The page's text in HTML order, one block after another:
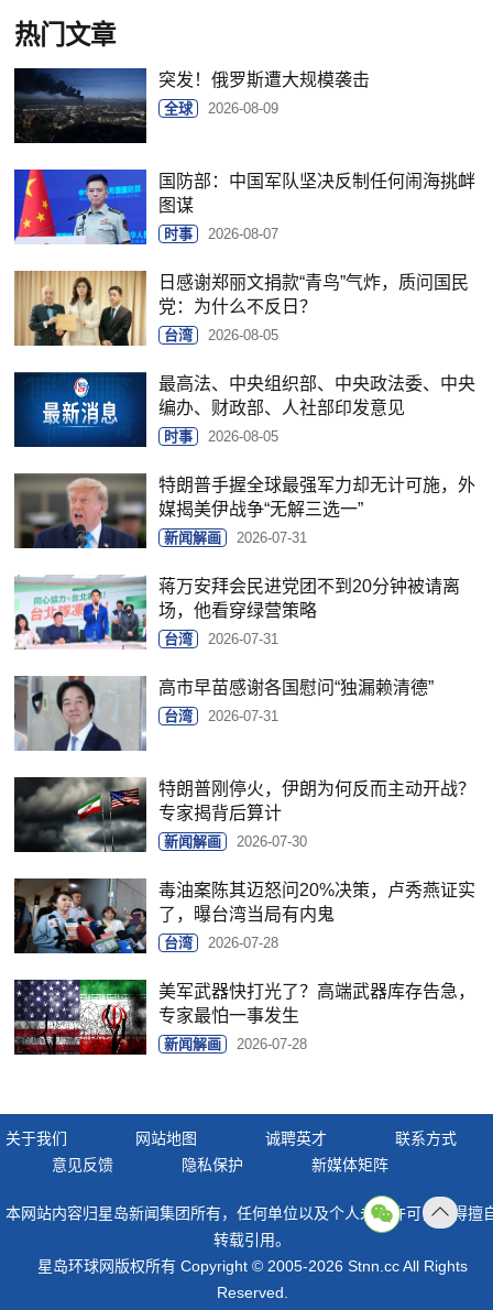
热门文章
突发！俄罗斯遭大规模袭击
全球 2026-08-09
国防部：中国军队坚决反制任何闹海挑衅
图谋
时事 2026-08-07
日感谢郑丽文捐款“青鸟”气炸，质问国民
党：为什么不反日？
台湾 2026-08-05
最高法、中央组织部、中央政法委、中央
编办、财政部、人社部印发意见
时事 2026-08-05
特朗普手握全球最强军力却无计可施，外
媒揭美伊战争“无解三选一”
新闻解画 2026-07-31
蒋万安拜会民进党团不到20分钟被请离
场，他看穿绿营策略
台湾 2026-07-31
高市早苗感谢各国慰问“独漏赖清德”
台湾 2026-07-31
特朗普刚停火，伊朗为何反而主动开战？
专家揭背后算计
新闻解画 2026-07-30
毒油案陈其迈怒问20%决策，卢秀燕证实
了，曝台湾当局有内鬼
台湾 2026-07-28
美军武器快打光了？高端武器库存告急，
专家最怕一事发生
新闻解画 2026-07-28
关于我们 网站地图 诚聘英才
联系方式
意见反馈
隐私保护 新媒体矩阵
本网站内容归星岛新闻集团所有，任何单位以及个人未经许可，不得擅
转载引用。
星岛环球网版权所有 Copyright © 2005-2026 Stnn.cc All Rights
Reserved.
顶部